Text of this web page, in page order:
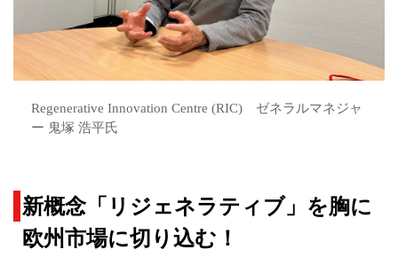
Regenerative Innovation Centre (RIC) ゼネラルマネジャ
ー 鬼塚 浩平氏
新概念「リジェネラティブ」を胸に
欧州市場に切り込む！